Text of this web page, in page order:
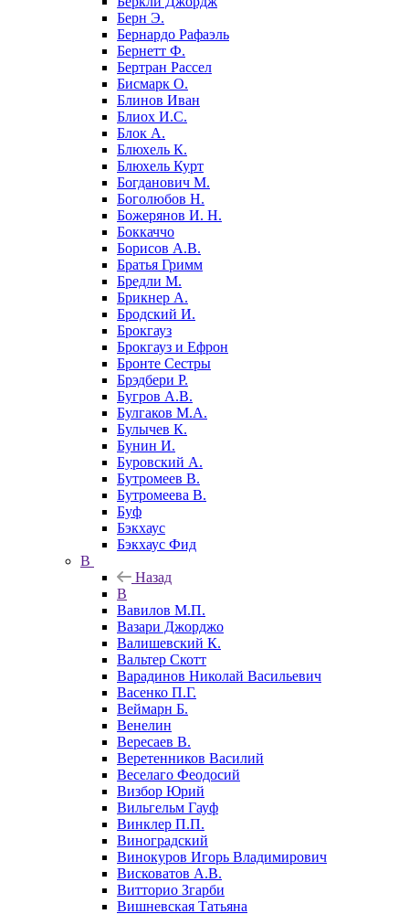
Берн Э.
Бернардо Рафаэль
Бернетт Ф.
Бертран Рассел
Бисмарк О.
Блинов Иван
Блиох И.С.
Блок А.
Блюхель К.
Блюхель Курт
Богданович М.
Боголюбов Н.
Божерянов И. Н.
Боккаччо
Борисов А.В.
Братья Гримм
Бредли М.
Брикнер А.
Бродский И.
Брокгауз
Брокгауз и Ефрон
Бронте Сестры
Брэдбери Р.
Бугров А.В.
Булгаков М.А.
Булычев К.
Бунин И.
Буровский А.
Бутромеев В.
Бутромеева В.
Буф
Бэкхаус
Бэкхаус Фид
В
Назад
В
Вавилов М.П.
Вазари Джорджо
Валишевский К.
Вальтер Скотт
Варадинов Николай Васильевич
Васенко П.Г.
Веймарн Б.
Венелин
Вересаев В.
Веретенников Василий
Веселаго Феодосий
Визбор Юрий
Вильгельм Гауф
Винклер П.П.
Виноградский
Винокуров Игорь Владимирович
Висковатов А.В.
Витторио Згарби
Вишневская Татьяна